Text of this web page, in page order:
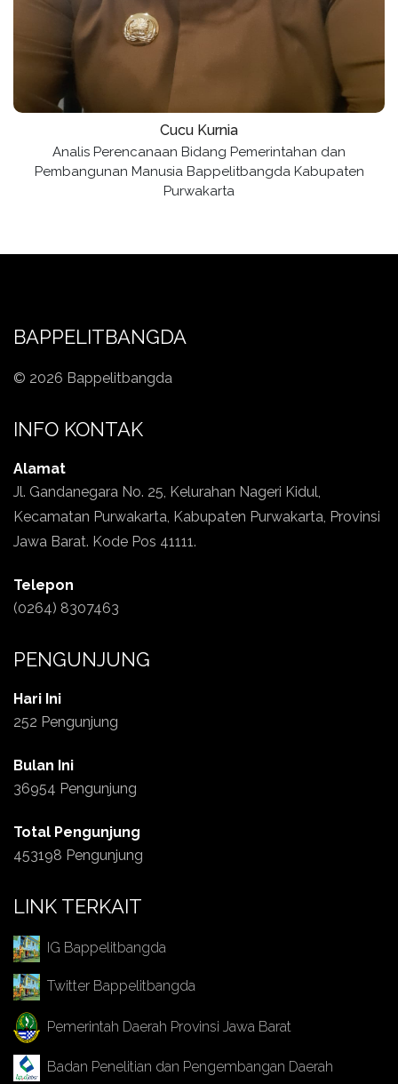
Cucu Kurnia
Analis Perencanaan Bidang Pemerintahan dan
Pembangunan Manusia Bappelitbangda Kabupaten
Purwakarta
BAPPELITBANGDA
© 2026 Bappelitbangda
INFO KONTAK
Alamat
Jl. Gandanegara No. 25, Kelurahan Nageri Kidul,
Kecamatan Purwakarta, Kabupaten Purwakarta, Provinsi
Jawa Barat. Kode Pos 41111.
Telepon
(0264) 8307463
PENGUNJUNG
Hari Ini
252 Pengunjung
Bulan Ini
36954 Pengunjung
Total Pengunjung
453198 Pengunjung
LINK TERKAIT
IG Bappelitbangda
Twitter Bappelitbangda
Pemerintah Daerah Provinsi Jawa Barat
Badan Penelitian dan Pengembangan Daerah